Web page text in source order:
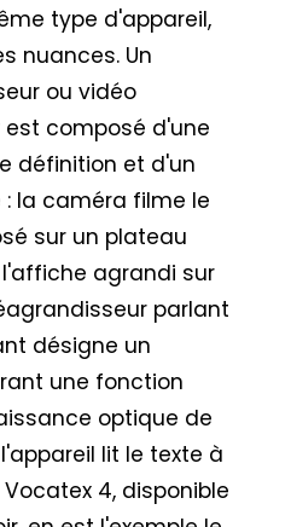
type d'appareil,
nuances. Un
ou vidéo
composé d'une
définition et d'un
la caméra filme le
sur un plateau
agrandi sur
parlant
désigne un
une fonction
optique de
lit le texte à
Vocatex 4, disponible